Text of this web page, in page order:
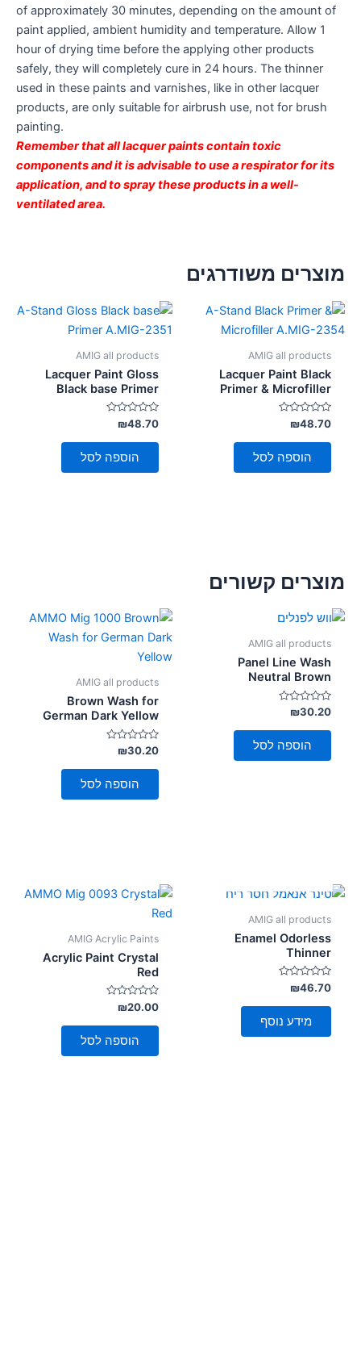
of approximately 30 minutes, depending on the amount of
paint applied, ambient humidity and temperature. Allow 1
hour of drying time before the applying other products
safely, they will completely cure in 24 hours. The thinner
used in these paints and varnishes, like in other lacquer
products, are only suitable for airbrush use, not for brush
painting.
Remember that all lacquer paints contain toxic
components and it is advisable to use a respirator for its
application, and to spray these products in a well-
ventilated area.
מוצרים משודרגים
AMIG all products
Lacquer Paint Black
Primer & Microfiller
דורג
0
מתוך
₪48.70
הוספה לסל
AMIG all products
Lacquer Paint Gloss
Black base Primer
דורג
0
מתוך
₪48.70
הוספה לסל
מוצרים קשורים
AMIG all products
Panel Line Wash
Neutral Brown
דורג
0
מתוך
₪30.20
הוספה לסל
AMIG all products
Brown Wash for
German Dark Yellow
דורג
0
מתוך
₪30.20
הוספה לסל
AMIG all products
Enamel Odorless
Thinner
דורג
0
מתוך
₪46.70
מידע נוסף
AMIG Acrylic Paints
Acrylic Paint Crystal
Red
דורג
0
מתוך
₪20.00
הוספה לסל